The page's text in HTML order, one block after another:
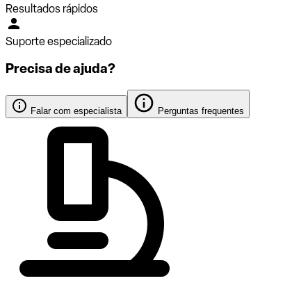
Resultados rápidos
Suporte especializado
Precisa de ajuda?
Falar com especialista Perguntas frequentes